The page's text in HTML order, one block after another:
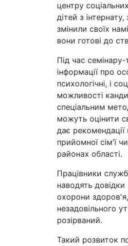
центру
дітей з
змінили своїх
вони готові до
Під час
інформації про
психологічні, і
можливості
спеціальним
можуть оцінити
дає
прийомної сім'ї
районах області.
Працівники
наводять довідки
охорони
незадовільного
розірваний.
Такий розвиток